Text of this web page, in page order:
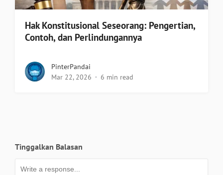
Hak Konstitusional Seseorang: Pengertian,
Contoh, dan Perlindungannya
PinterPandai
Mar 22, 2026
6 min read
Tinggalkan Balasan